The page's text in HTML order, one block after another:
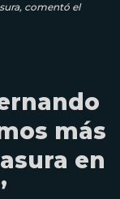
comentó el
más
en